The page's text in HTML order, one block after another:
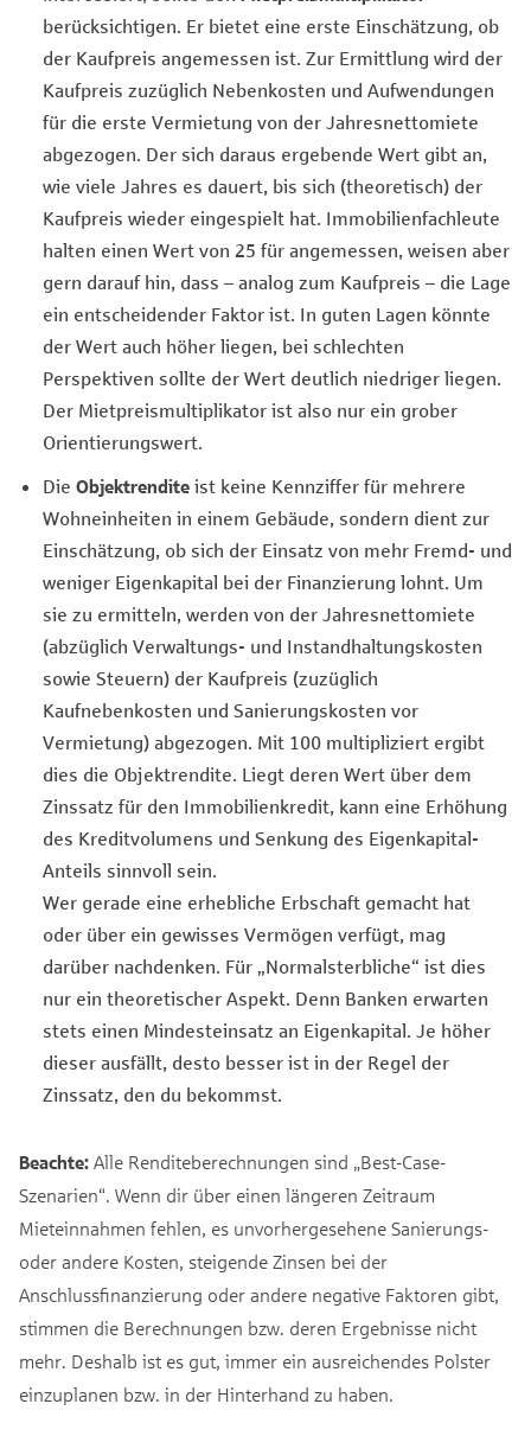
berücksichtigen. Er bietet eine erste Einschätzung, ob
der Kaufpreis angemessen ist. Zur Ermittlung wird der
Kaufpreis zuzüglich Nebenkosten und Aufwendungen
für die erste Vermietung von der Jahresnettomiete
abgezogen. Der sich daraus ergebende Wert gibt an,
wie viele Jahres es dauert, bis sich (theoretisch) der
Kaufpreis wieder eingespielt hat. Immobilienfachleute
halten einen Wert von 25 für angemessen, weisen aber
gern darauf hin, dass – analog zum Kaufpreis – die Lage
ein entscheidender Faktor ist. In guten Lagen könnte
der Wert auch höher liegen, bei schlechten
Perspektiven sollte der Wert deutlich niedriger liegen.
Der Mietpreismultiplikator ist also nur ein grober
Orientierungswert.
Die Objektrendite ist keine Kennziffer für mehrere
Wohneinheiten in einem Gebäude, sondern dient zur
Einschätzung, ob sich der Einsatz von mehr Fremd- und
weniger Eigenkapital bei der Finanzierung lohnt. Um
sie zu ermitteln, werden von der Jahresnettomiete
(abzüglich Verwaltungs- und Instandhaltungskosten
sowie Steuern) der Kaufpreis (zuzüglich
Kaufnebenkosten und Sanierungskosten vor
Vermietung) abgezogen. Mit 100 multipliziert ergibt
dies die Objektrendite. Liegt deren Wert über dem
Zinssatz für den Immobilienkredit, kann eine Erhöhung
des Kreditvolumens und Senkung des Eigenkapital-
Anteils sinnvoll sein.
Wer gerade eine erhebliche Erbschaft gemacht hat
oder über ein gewisses Vermögen verfügt, mag
darüber nachdenken. Für „Normalsterbliche“ ist dies
nur ein theoretischer Aspekt. Denn Banken erwarten
stets einen Mindesteinsatz an Eigenkapital. Je höher
dieser ausfällt, desto besser ist in der Regel der
Zinssatz, den du bekommst.
Beachte: Alle Renditeberechnungen sind „Best-Case-
Szenarien“. Wenn dir über einen längeren Zeitraum
Mieteinnahmen fehlen, es unvorhergesehene Sanierungs-
oder andere Kosten, steigende Zinsen bei der
Anschlussfinanzierung oder andere negative Faktoren gibt,
stimmen die Berechnungen bzw. deren Ergebnisse nicht
mehr. Deshalb ist es gut, immer ein ausreichendes Polster
einzuplanen bzw. in der Hinterhand zu haben.